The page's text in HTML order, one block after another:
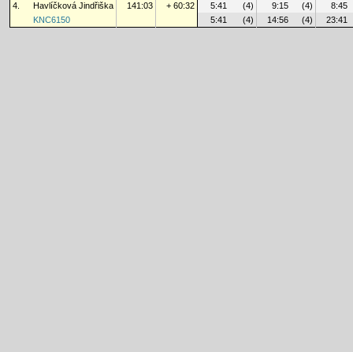
4.
Havlíčková Jindřiška 141:03 + 60:32 5:41 (4) 9:15 (4)
8:45
KNC6150
5:41 (4) 14:56 (4) 23:41